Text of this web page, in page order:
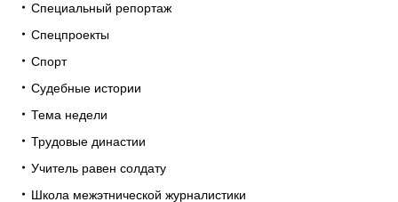
Специальный репортаж
Спецпроекты
Спорт
Судебные истории
Тема недели
Трудовые династии
Учитель равен солдату
Школа межэтнической журналистики